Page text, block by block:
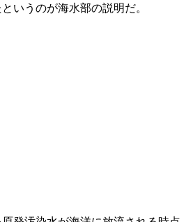
いうのが海水部の説明だ。